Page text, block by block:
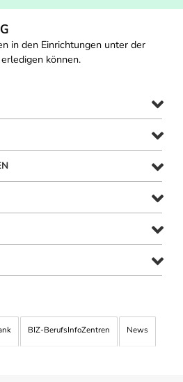
in den Einrichtungen unter der
können.
BIZ-BerufsInfoZentren News